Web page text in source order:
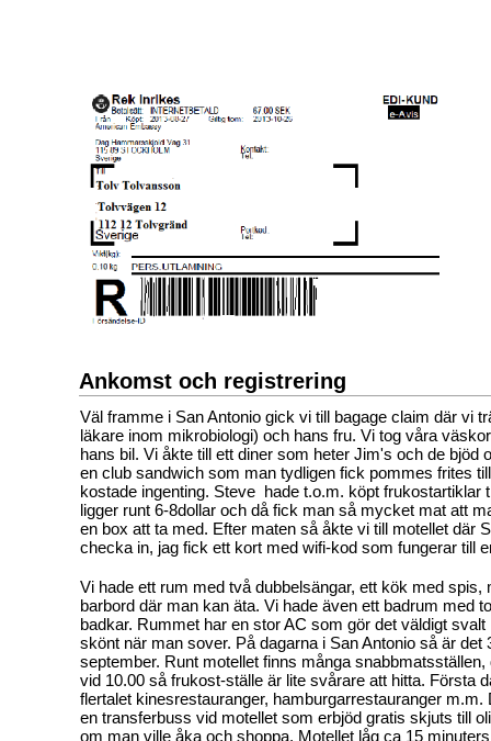
Ankomst och registrering
Väl framme i San Antonio gick vi till bagage claim där vi
läkare inom mikrobiologi) och hans fru. Vi tog våra
hans bil. Vi åkte till ett diner som heter Jim's och de bjöd
en club sandwich som man tydligen fick pommes frites
kostade ingenting. Steve hade t.o.m. köpt frukostartiklar
ligger runt 6-8dollar och då fick man så mycket mat att
en box att ta med. Efter maten så åkte vi till motellet där
checka in, jag fick ett kort med wifi-kod som fungerar till
Vi hade ett rum med två dubbelsängar, ett kök med
barbord där man kan äta. Vi hade även ett badrum med
badkar. Rummet har en stor AC som gör det väldigt
skönt när man sover. På dagarna i San Antonio så är det
september. Runt motellet finns många snabbmatsställen,
vid 10.00 så frukost-ställe är lite svårare att hitta. Första
flertalet kinesrestauranger, hamburgarrestauranger m.m.
en transferbuss vid motellet som erbjöd gratis skjuts till
om man ville åka och shoppa. Motellet låg ca 15